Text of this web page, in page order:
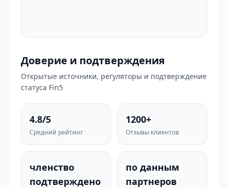
Доверие и подтверждения
Открытые источники, регуляторы и подтверждение
статуса Fin5
4.8/5
Средний рейтинг
1200+
Отзывы клиентов
членство
подтверждено
по данным
партнеров